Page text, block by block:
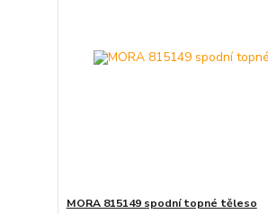
MORA 815149 spodní topné těleso